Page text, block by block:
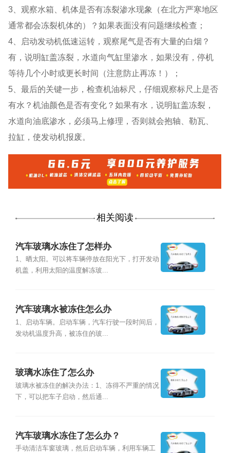
3、观察水箱、机体是否有冻裂渗水现象（在北方严寒地区
通常都会冻裂机体的）？如果表面没有问题继续检查；
4、启动发动机低速运转，观察尾气是否有大量的白烟？
有，说明缸盖冻裂，水道向气缸里渗水，如果没有，停机
等待几个小时或更长时间（注意防止再冻！）；
5、最后的关键一步，检查机油标尺，仔细观察标尺上是否
有水？机油颜色是否有变化？如果有水，说明缸盖冻裂，
水道向油底渗水，必须马上修理，否则就会抱轴、勒瓦、
拉缸，使发动机报废。
相关阅读
汽车玻璃水冻住了怎样办
1、晒太阳。可以将车辆停放在阳光下，打开发动
机盖，利用太阳的温度解冻玻...
汽车玻璃水被冻住怎么办
1、启动车辆。启动车辆，汽车行驶一段时间后，
发动机温度升高，被冻住的玻...
玻璃水冻住了怎么办
玻璃水被冻住的解决办法：1、冻得不严重的情况
下，可以把车子启动，然后通...
汽车玻璃水冻住了怎么办？
手动清洁车窗玻璃，然后启动车辆，利用车辆工